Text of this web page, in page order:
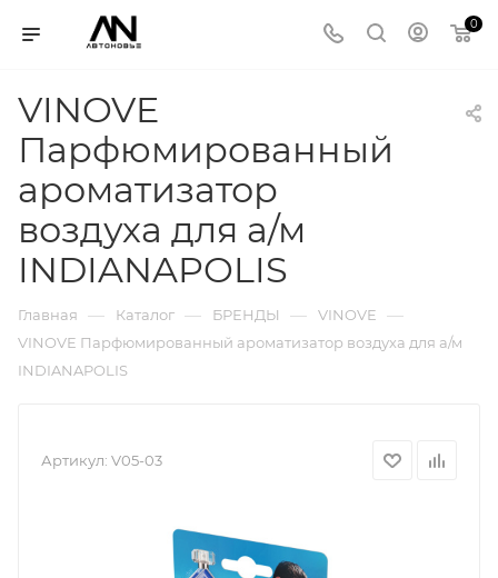
0
VINOVE
Парфюмированный
ароматизатор
воздуха для а/м
INDIANAPOLIS
Главная — Каталог — БРЕНДЫ — VINOVE —
VINOVE Парфюмированный ароматизатор воздуха для а/м
INDIANAPOLIS
Артикул: V05-03